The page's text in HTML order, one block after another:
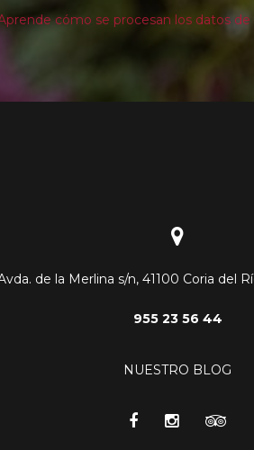
cómo se procesan los datos
de la Merlina s/n, 41100 Coria del
955 23 56 44
NUESTRO BLOG